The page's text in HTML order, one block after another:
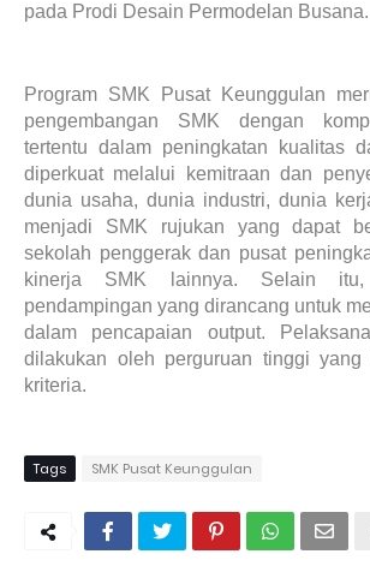
pada Prodi Desain Permodelan Busana.
Program SMK Pusat Keunggulan
pengembangan SMK dengan
tertentu dalam peningkatan kualitas
diperkuat melalui kemitraan dan
dunia usaha, dunia industri, dunia
menjadi SMK rujukan yang dapat
sekolah penggerak dan pusat
kinerja SMK lainnya. Selain
pendampingan yang dirancang untuk
dalam pencapaian output.
dilakukan oleh perguruan tinggi yang
kriteria.
Tags SMK Pusat Keunggulan